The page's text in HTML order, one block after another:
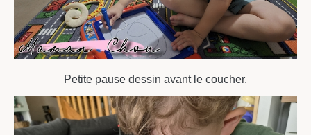
Petite pause dessin avant le coucher.